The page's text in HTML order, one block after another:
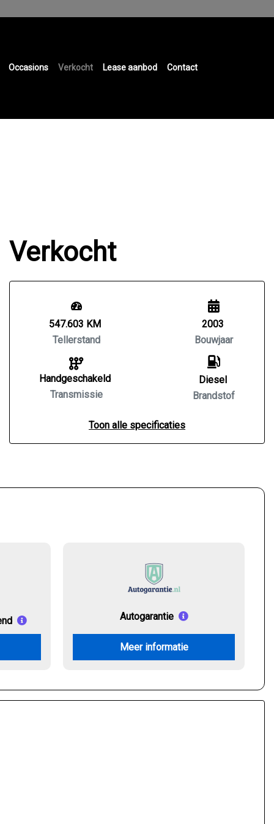
Occasions Verkocht Lease aanbod Contact
Verkocht
547.603 KM
Tellerstand
Handgeschakeld
Transmissie
2003
Bouwjaar
Diesel
Brandstof
Toon alle specificaties
Autogarantie
Meer informatie